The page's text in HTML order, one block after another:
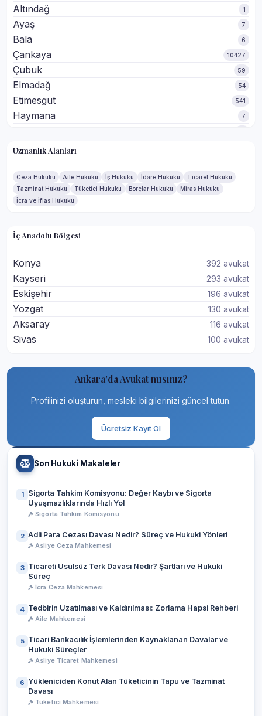
Altındağ 1
Ayaş 7
Bala 6
Çankaya 10427
Çubuk 59
Elmadağ 54
Etimesgut 541
Haymana 7
Kalecik
Mamak
Pursaklar
Yenimahalle
Uzmanlık Alanları
Ceza Hukuku Aile Hukuku İş Hukuku İdare Hukuku
Ticaret Hukuku
Tazminat Hukuku
Tüketici Hukuku Borçlar Hukuku
Miras Hukuku
İcra ve İflas Hukuku
İç Anadolu Bölgesi
Konya 392 avukat
Kayseri 293 avukat
Eskişehir 196 avukat
Yozgat 130 avukat
Aksaray 116 avukat
Sivas 100 avukat
Ankara'da Avukat mısınız?
Profilinizi oluşturun, mesleki bilgilerinizi güncel tutun.
Ücretsiz Kayıt Ol
Son Hukuki Makaleler
1
Sigorta Tahkim Komisyonu: Değer Kaybı ve Sigorta
Uyuşmazlıklarında Hızlı Yol
Sigorta Tahkim Komisyonu
2 Adli Para Cezası Davası Nedir? Süreç ve Hukuki Yönleri
Asliye Ceza Mahkemesi
3 Ticareti Usulsüz Terk Davası Nedir? Şartları ve Hukuki
Süreç
İcra Ceza Mahkemesi
4 Tedbirin Uzatılması ve Kaldırılması: Zorlama Hapsi Rehberi
Aile Mahkemesi
5 Ticari Bankacılık İşlemlerinden Kaynaklanan Davalar ve
Hukuki Süreçler
Asliye Ticaret Mahkemesi
6 Yükleniciden Konut Alan Tüketicinin Tapu ve Tazminat
Davası
Tüketici Mahkemesi